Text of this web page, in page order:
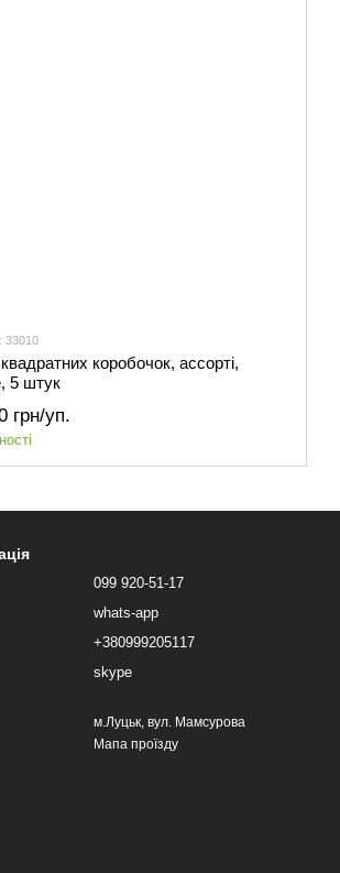
33010
коробочок, ассорті,
5 штук
грн/уп.
099 920-51-17
whats-app
+380999205117
skype
м.Луцьк, вул. Мамсурова
Мапа проїзду